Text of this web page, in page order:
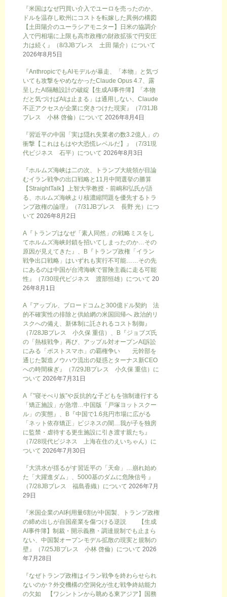
『米国はなぜ円買い介入でユーロを売ったのか、
ドルを温存し欧州にコストを転嫁した異例の構図
【土田陽介のユーラシアモニター】日米の協調介
入で円相場に上限も高市政権の財政拡張で円安圧
力は続く』（8/3JBプレス 土田 陽介）について
2026年8月5日
『AnthropicでもAIモデルが暴走、「本物」と気づ
いても攻撃をやめなかったClaude Opus 4.7、露
呈したAI隔離設計の破綻【生成AI事件簿】「本物
だと気づけばAIは止まる」は通用しない、Claude
不正アクセスが企業に突きつけた現実』（7/31JB
プレス 小林 啓倫）について 2026年8月4日
『習近平の中国「実は隠れ失業者の数3.2億人」の
衝撃【これはもはや大恐慌レベルだ】』（7/31現
代ビジネス 石平）について 2026年8月3日
『ホルムズ海峡は二の次、トランプ大統領が目論
むイラン戦争の出口戦略と11月中間選挙の勝算
【StraightTalk】上智大学教授・前嶋和弘氏が語
る、ホルムズ海峡より核濃縮問題を優先するトラ
ンプ政権の論理』（7/31JBプレス 長野 光）につ
いて 2026年8月2日
A『トランプはなぜ「素人同然」の戦略ミスをし
てホルムズ海峡封鎖を招いてしまったのか…その
原因が見えてきた』、B『トランプ政権「イラン
戦争出口戦略」はいずれも実行不可能……その先
にあるのは中国が台湾海峡で冒険主義に走る可能
性』（7/30現代ビジネス 渡部恒雄）について 20
26年8月1日
A『アップル、ブロードコムと300億ドル契約 法
的不確実性の排除と供給網の米国回帰へ 政治的リ
スクへの備え、新体制に託されるコスト制御』
（7/28JBプレス 小久保 重信）、B『ジョブズ氏
の「熱核戦争」再び、アップル対オープンAI訴訟
にみる「ポストスマホ」の覇権争い 元幹部を
通じた製造ノウハウ流出の疑惑とターナス新CEO
への時間稼ぎ』（7/29JBプレス 小久保 重信）に
ついて 2026年7月31日
A『”寝そべり族”や反抗的な子どもを強制連行する
「矯正施設」が急増…中国版「戸塚ヨットスクー
ル」の実態』、B『中国で1.6兆円市場に広がる
「ネット依存矯正」ビジネスの闇…我が子を独房
に監禁・虐待する更生施設に引き渡す親たち』
（7/28現代ビジネス 上海在住のえいちゃん）に
ついて 2026年7月30日
『大洪水が揺るがす習近平の「天命」…崩れ始め
た「大躍進ダム」、5000基のダムに危険信号 』
（7/28JBプレス 福島香織）について 2026年7月
29日
『米国企業のAI利用量6割が中国製、トランプ政権
の締め出しが自国産業を傷つける逆説 【生成
AI事件簿】制裁・開示義務・調達規制でも止まら
ない、中国製オープンモデル拡散の現実と規制の
壁』（7/25JBプレス 小林 啓倫）について 2026
年7月28日
『なぜトランプ政権はイラン戦争を終わらせられ
ないのか？外交機構の空洞化が生む戦争終結能力
の欠如 【ワシントンから眺める東アジア】国務